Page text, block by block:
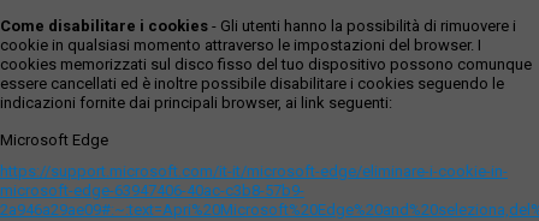
Come disabilitare i cookies - Gli utenti hanno la possibilità di rimuovere i
cookie in qualsiasi momento attraverso le impostazioni del browser. I
cookies memorizzati sul disco fisso del tuo dispositivo possono comunque
essere cancellati ed è inoltre possibile disabilitare i cookies seguendo le
indicazioni fornite dai principali browser, ai link seguenti:
Microsoft Edge
https://support.microsoft.com/it-it/microsoft-edge/eliminare-i-cookie-in-
microsoft-edge-63947406-40ac-c3b8-57b9-